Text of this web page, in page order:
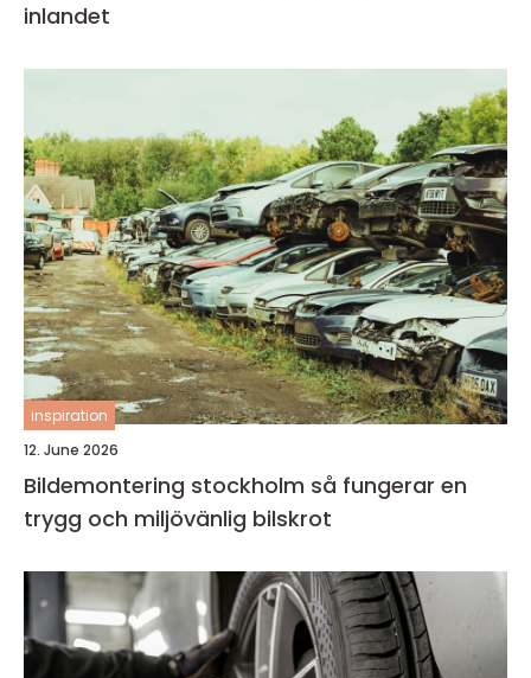
inlandet
inspiration
12. June 2026
Bildemontering stockholm så fungerar en
trygg och miljövänlig bilskrot